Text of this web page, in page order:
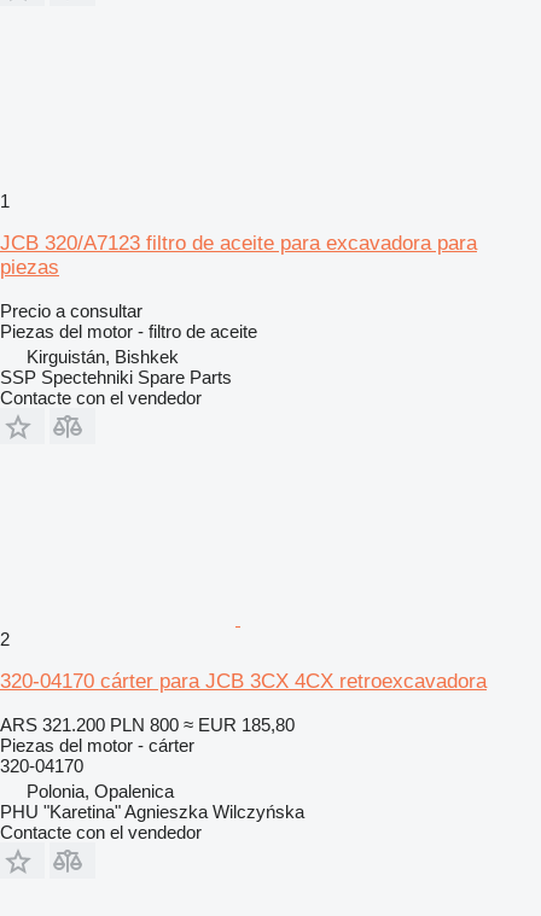
1
JCB 320/A7123 filtro de aceite para excavadora para
piezas
Precio a consultar
Piezas del motor - filtro de aceite
Kirguistán, Bishkek
SSP Spectehniki Spare Parts
Contacte con el vendedor
2
320-04170 cárter para JCB 3CX 4CX retroexcavadora
ARS 321.200 PLN 800 ≈ EUR 185,80
Piezas del motor - cárter
320-04170
Polonia, Opalenica
PHU "Karetina" Agnieszka Wilczyńska
Contacte con el vendedor